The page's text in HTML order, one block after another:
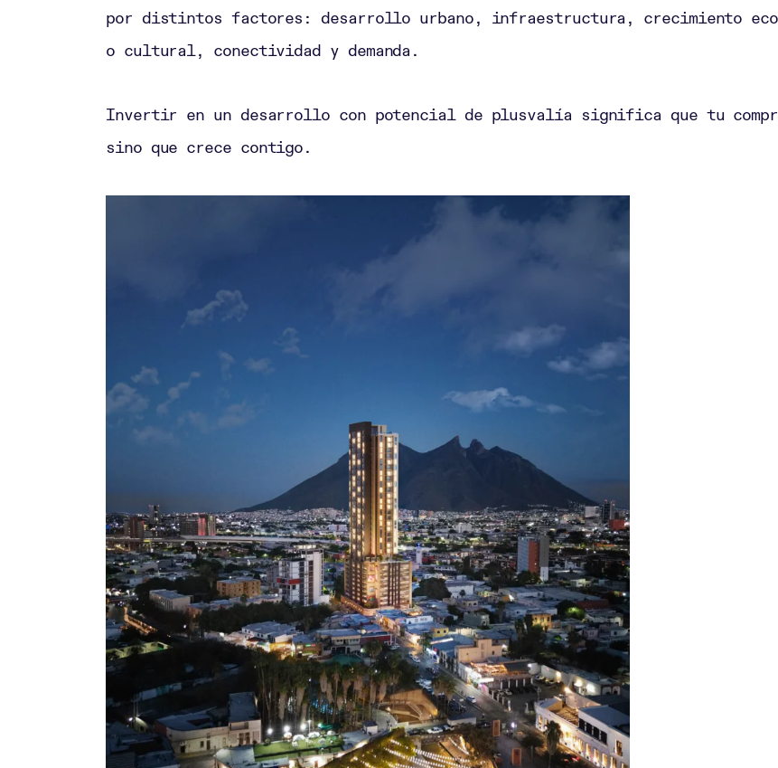
por distintos factores: desarrollo urbano, infraestructura, crecimiento
o cultural, conectividad y demanda.
Invertir en un desarrollo con potencial de plusvalía significa que tu
sino que crece contigo.